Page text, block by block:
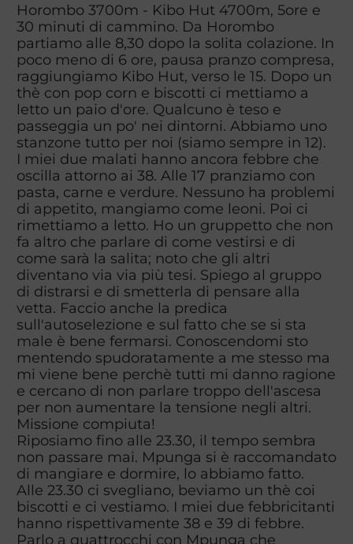
Horombo 3700m - Kibo Hut 4700m, 5ore e
30 minuti di cammino. Da Horombo
partiamo alle 8,30 dopo la solita colazione. In
poco meno di 6 ore, pausa pranzo compresa,
raggiungiamo Kibo Hut, verso le 15. Dopo un
thè con pop corn e biscotti ci mettiamo a
letto un paio d'ore. Qualcuno è teso e
passeggia un po' nei dintorni. Abbiamo uno
stanzone tutto per noi (siamo sempre in 12).
I miei due malati hanno ancora febbre che
oscilla attorno ai 38. Alle 17 pranziamo con
pasta, carne e verdure. Nessuno ha problemi
di appetito, mangiamo come leoni. Poi ci
rimettiamo a letto. Ho un gruppetto che non
fa altro che parlare di come vestirsi e di
come sarà la salita; noto che gli altri
diventano via via più tesi. Spiego al gruppo
di distrarsi e di smetterla di pensare alla
vetta. Faccio anche la predica
sull'autoselezione e sul fatto che se si sta
male è bene fermarsi. Conoscendomi sto
mentendo spudoratamente a me stesso ma
mi viene bene perchè tutti mi danno ragione
e cercano di non parlare troppo dell'ascesa
per non aumentare la tensione negli altri.
Missione compiuta!
Riposiamo fino alle 23.30, il tempo sembra
non passare mai. Mpunga si è raccomandato
di mangiare e dormire, lo abbiamo fatto.
Alle 23.30 ci svegliano, beviamo un thè coi
biscotti e ci vestiamo. I miei due febbricitanti
hanno rispettivamente 38 e 39 di febbre.
Parlo a quattrocchi con Mpunga che